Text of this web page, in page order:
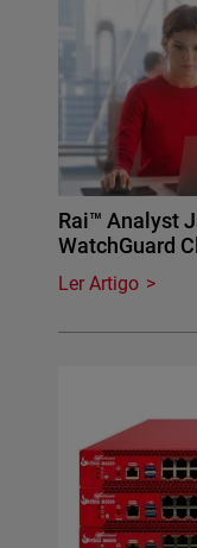
Rai™ Analyst
WatchGuard
Ler Artigo